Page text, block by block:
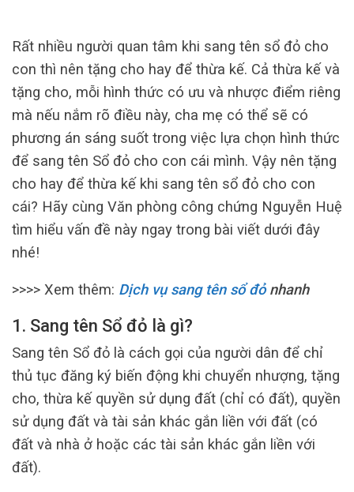
Rất nhiều người quan tâm khi sang tên sổ đỏ cho
con thì nên tặng cho hay để thừa kế. Cả thừa kế và
tặng cho, mỗi hình thức có ưu và nhược điểm riêng
mà nếu nắm rõ điều này, cha mẹ có thể sẽ có
phương án sáng suốt trong việc lựa chọn hình thức
để sang tên Sổ đỏ cho con cái mình. Vậy nên tặng
cho hay để thừa kế khi sang tên sổ đỏ cho con
cái? Hãy cùng Văn phòng công chứng Nguyễn Huệ
tìm hiểu vấn đề này ngay trong bài viết dưới đây
nhé!
>>>> Xem thêm: Dịch vụ sang tên sổ đỏnhanh
1. Sang tên Sổ đỏ là gì?
Sang tên Sổ đỏ là cách gọi của người dân để chỉ
thủ tục đăng ký biến động khi chuyển nhượng, tặng
cho, thừa kế quyền sử dụng đất (chỉ có đất), quyền
sử dụng đất và tài sản khác gắn liền với đất (có
đất và nhà ở hoặc các tài sản khác gắn liền với
đất).